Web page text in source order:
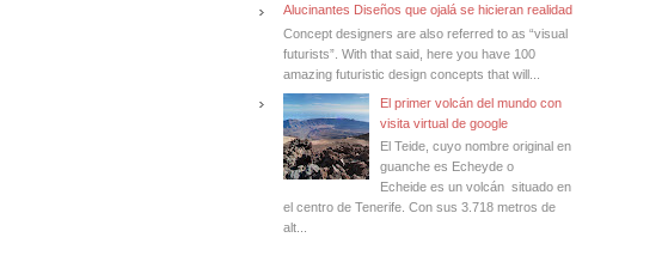
Alucinantes Diseños que ojalá se hicieran realidad
Concept designers are also referred to as “visual
futurists”. With that said, here you have 100
amazing futuristic design concepts that will...
El primer volcán del mundo con
visita virtual de google
El Teide, cuyo nombre original en
guanche es Echeyde o
Echeide es un volcán situado en
el centro de Tenerife. Con sus 3.718 metros de
alt...